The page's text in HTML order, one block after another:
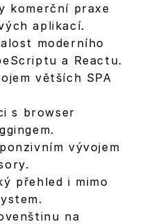
komerční praxe
aplikací.
moderního
a Reactu.
větších SPA
s browser
vývojem
přehled i mimo
na